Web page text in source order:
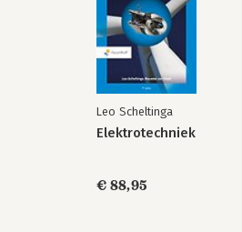
Leo Scheltinga
Elektrotechniek
€ 88,95